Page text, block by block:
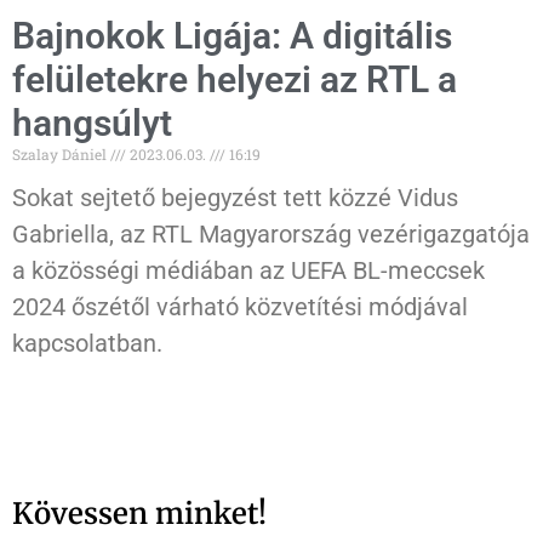
Bajnokok Ligája: A digitális
felületekre helyezi az RTL a
hangsúlyt
Szalay Dániel 2023.06.03. 16:19
Sokat sejtető bejegyzést tett közzé Vidus
Gabriella, az RTL Magyarország vezérigazgatója
a közösségi médiában az UEFA BL-meccsek
2024 őszétől várható közvetítési módjával
kapcsolatban.
Kövessen minket!